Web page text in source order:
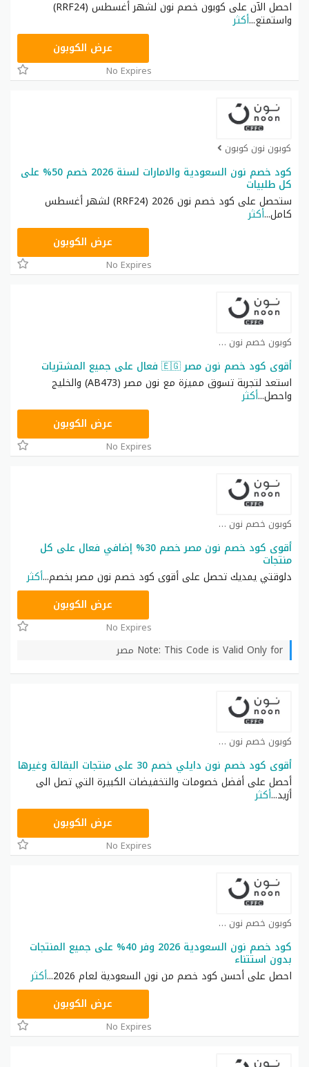
احصل الآن على كوبون خصم نون لشهر أغسطس (RRF24)
واستمتع...أكثر
RRF24عرض الكوبون
No Expires
كوبون نون كوبون
كود خصم نون السعودية والامارات لسنة 2026 خصم 50% على
كل طلبيات
ستحصل على كود خصم نون 2026 (RRF24) لشهر أغسطس
كامل...أكثر
RRF24عرض الكوبون
No Expires
كوبون خصم نون كوبون
أقوى كود خصم نون مصر 🇪🇬 فعال على جميع المشتريات
استعد لتجربة تسوق مميزة مع نون مصر (AB473) والخليج
واحصل...أكثر
AB473عرض الكوبون
No Expires
كوبون خصم نون كوبون
أقوى كود خصم نون مصر خصم 30% إضافي فعال على كل
منتجات
دلوقتي يمديك تحصل على أقوى كود خصم نون مصر بخصم...أكثر
AB473عرض الكوبون
No Expires
Note: This Code is Valid Only for مصر
كوبون خصم نون كوبون
أقوى كود خصم نون دايلي خصم 30 على منتجات البقالة وغيرها
أحصل على أفضل خصومات والتخفيضات الكبيرة التي تصل الى
أزيد...أكثر
عرض الكوبون
No Expires
كوبون خصم نون كوبون
كود خصم نون السعودية 2026 وفر 40% على جميع المنتجات
بدون استتناء
احصل على أحسن كود خصم من نون السعودية لعام 2026
...أكثر
RRF24عرض الكوبون
No Expires